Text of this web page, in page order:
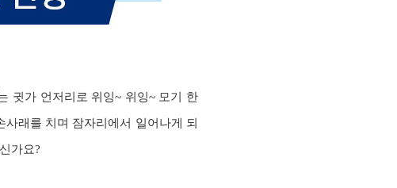
귓가 언저리로 위잉~ 위잉~ 모기 한
래를 치며 잠자리에서 일어나게 되
가요?